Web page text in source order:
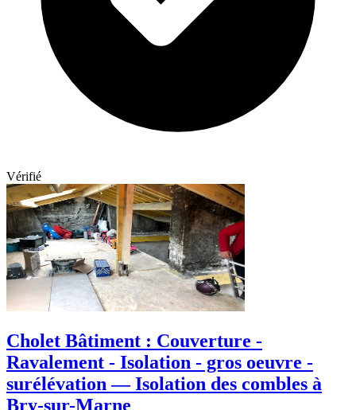
Vérifié
Cholet Bâtiment : Couverture -
Ravalement - Isolation - gros oeuvre -
surélévation — Isolation des combles à
Bry-sur-Marne